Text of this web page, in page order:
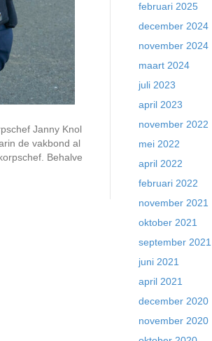
Janny Knol
de vakbond al
Behalve
februari 2025
december 2024
november 2024
maart 2024
juli 2023
april 2023
november 2022
mei 2022
april 2022
februari 2022
november 2021
oktober 2021
september 2021
juni 2021
april 2021
december 2020
november 2020